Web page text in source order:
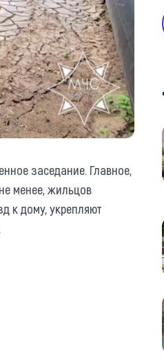
заседание. Главное,
менее, жильцов
к дому, укрепляют